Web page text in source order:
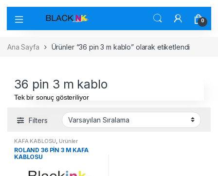
0
Ana Sayfa Ürünler “36 pin 3 m kablo” olarak etiketlendi
36 pin 3 m kablo
Tek bir sonuç gösteriliyor
Filters
KAFA KABLOSU, Ürünler
ROLAND 36 PİN 3 M KAFA
KABLOSU